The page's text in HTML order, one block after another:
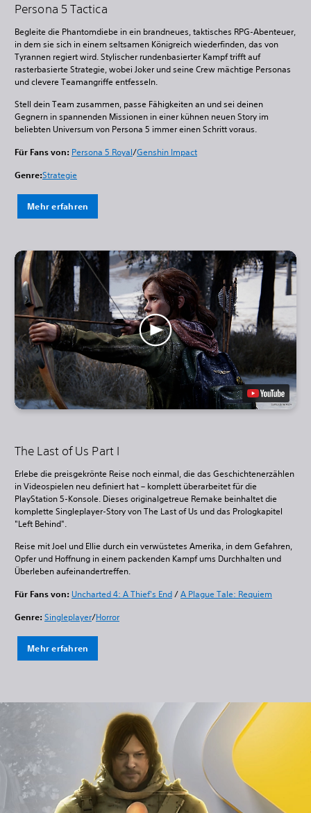
Persona 5 Tactica
Begleite die Phantomdiebe in ein brandneues, taktisches RPG-Abenteuer,
in dem sie sich in einem seltsamen Königreich wiederfinden, das von
Tyrannen regiert wird. Stylischer rundenbasierter Kampf trifft auf
rasterbasierte Strategie, wobei Joker und seine Crew mächtige Personas
und clevere Teamangriffe entfesseln.
Stell dein Team zusammen, passe Fähigkeiten an und sei deinen
Gegnern in spannenden Missionen in einer kühnen neuen Story im
beliebten Universum von Persona 5 immer einen Schritt voraus.
Für Fans von: Persona 5 Royal/Genshin Impact
Genre:Strategie
Mehr erfahren
The Last of Us Part I
Erlebe die preisgekrönte Reise noch einmal, die das Geschichtenerzählen
in Videospielen neu definiert hat – komplett überarbeitet für die
PlayStation 5-Konsole. Dieses originalgetreue Remake beinhaltet die
komplette Singleplayer-Story von The Last of Us und das Prologkapitel
"Left Behind".
Reise mit Joel und Ellie durch ein verwüstetes Amerika, in dem Gefahren,
Opfer und Hoffnung in einem packenden Kampf ums Durchhalten und
Überleben aufeinandertreffen.
Für Fans von: Uncharted 4: A Thief's End/A Plague Tale: Requiem
Genre: Singleplayer/Horror
Mehr erfahren